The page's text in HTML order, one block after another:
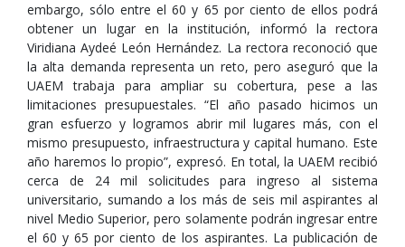
embargo, sólo entre el 60 y 65 por ciento de ellos podrá
obtener un lugar en la institución, informó la rectora
Viridiana Aydeé León Hernández. La rectora reconoció que
la alta demanda representa un reto, pero aseguró que la
UAEM trabaja para ampliar su cobertura, pese a las
limitaciones presupuestales. “El año pasado hicimos un
gran esfuerzo y logramos abrir mil lugares más, con el
mismo presupuesto, infraestructura y capital humano. Este
año haremos lo propio”, expresó. En total, la UAEM recibió
cerca de 24 mil solicitudes para ingreso al sistema
universitario, sumando a los más de seis mil aspirantes al
nivel Medio Superior, pero solamente podrán ingresar entre
el 60 y 65 por ciento de los aspirantes. La publicación de